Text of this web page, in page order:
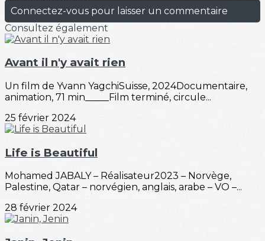
Connectez-vous pour laisser un commentaire
Consultez également
Avant il n'y avait rien
Un film de Yvann YagchiSuisse, 2024Documentaire,
animation, 71 min_____Film terminé, circule...
25 février 2024
Life is Beautiful
Mohamed JABALY – Réalisateur2023 – Norvège,
Palestine, Qatar – norvégien, anglais, arabe – VO –...
28 février 2024